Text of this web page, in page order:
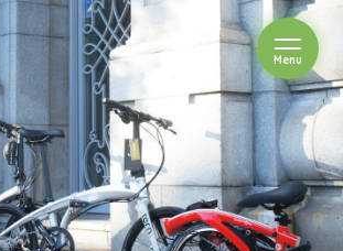
ナカゴヤ
Menuを開閉